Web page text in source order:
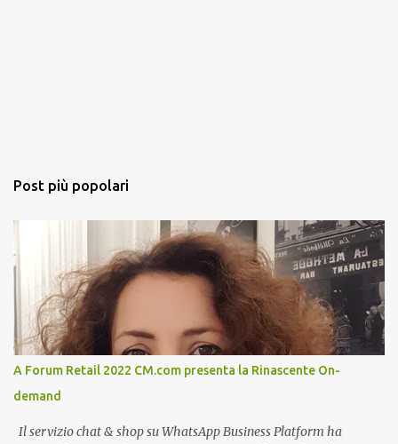
Post più popolari
A Forum Retail 2022 CM.com presenta la Rinascente On-
demand
Il servizio chat & shop su WhatsApp Business Platform ha